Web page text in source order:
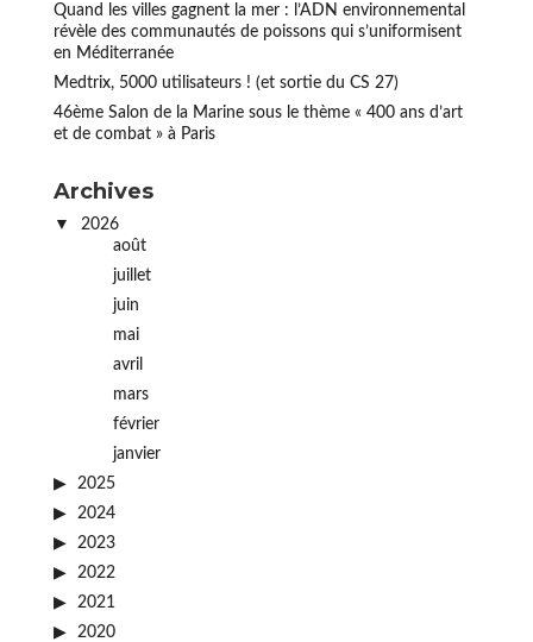
Quand les villes gagnent la mer : l’ADN environnemental
révèle des communautés de poissons qui s’uniformisent
en Méditerranée
Medtrix, 5000 utilisateurs ! (et sortie du CS 27)
46ème Salon de la Marine sous le thème « 400 ans d’art
et de combat » à Paris
Archives
2026
août
juillet
juin
mai
avril
mars
février
janvier
2025
2024
2023
2022
2021
2020